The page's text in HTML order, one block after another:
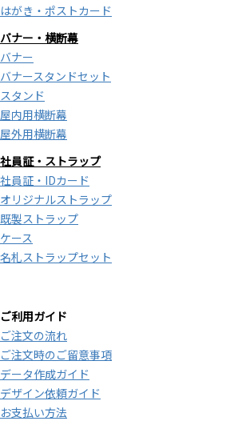
はがき・ポストカード
バナー・横断幕
バナー
バナースタンドセット
スタンド
屋内用横断幕
屋外用横断幕
社員証・ストラップ
社員証・IDカード
オリジナルストラップ
既製ストラップ
ケース
名札ストラップセット
ご利用ガイド
ご注文の流れ
ご注文時のご留意事項
データ作成ガイド
デザイン依頼ガイド
お支払い方法